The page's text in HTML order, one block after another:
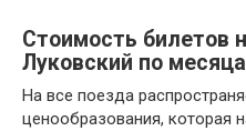
Стоимость билетов
Луковский по
На все поезда
ценообразования, которая